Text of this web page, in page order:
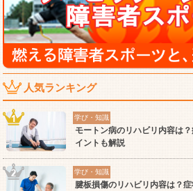
人気ランキング
学び・知識
モートン病のリハビリ内容は
イントも解説
学び・知識
腱板損傷のリハビリ内容は？